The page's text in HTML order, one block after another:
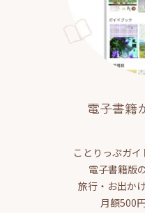
電子書籍
ことりっぷガ
電子書籍版
旅行・お出か
月額500